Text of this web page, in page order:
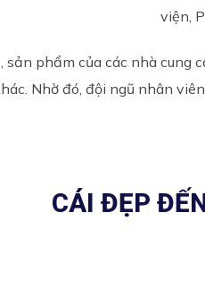
viện,
sản phẩm của các nhà cung
Nhờ đó, đội ngũ nhân
CÁI ĐẸP